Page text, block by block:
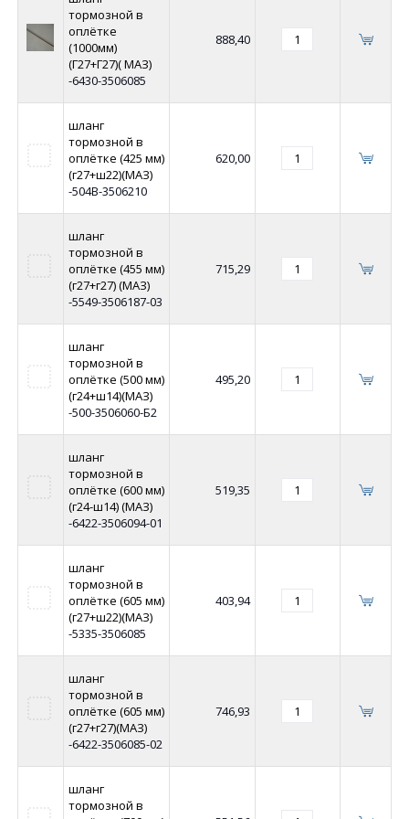
тормозной в
оплётке
(1000мм)
(Г27+Г27)( МАЗ)
-6430-3506085
888,40
шланг
тормозной в
оплётке (425 мм)
(г27+ш22)(МАЗ)
-504В-3506210
620,00
шланг
тормозной в
оплётке (455 мм)
(г27+г27) (МАЗ)
-5549-3506187-03
715,29
шланг
тормозной в
оплётке (500 мм)
(г24+ш14)(МАЗ)
-500-3506060-Б2
495,20
шланг
тормозной в
оплётке (600 мм)
(г24-ш14) (МАЗ)
-6422-3506094-01
519,35
шланг
тормозной в
оплётке (605 мм)
(г27+ш22)(МАЗ)
-5335-3506085
403,94
шланг
тормозной в
оплётке (605 мм)
(г27+г27)(МАЗ)
-6422-3506085-02
746,93
шланг
тормозной в